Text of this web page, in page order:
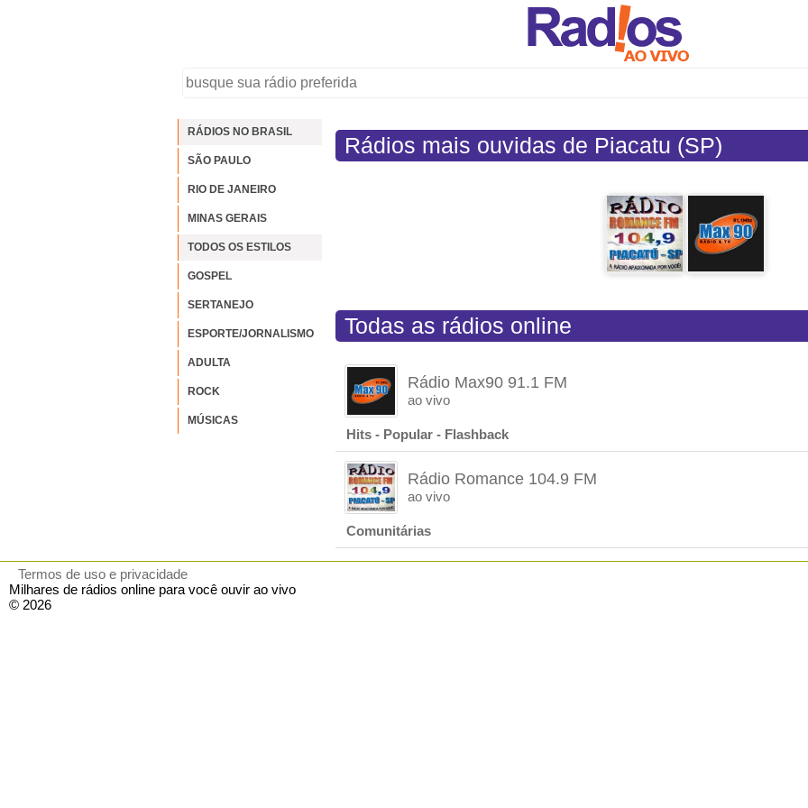
RÁDIOS NO BRASIL
SÃO PAULO
RIO DE JANEIRO
MINAS GERAIS
TODOS OS ESTILOS
GOSPEL
SERTANEJO
ESPORTE/JORNALISMO
ADULTA
ROCK
MÚSICAS
Rádios mais ouvidas de Piacatu (SP)
Todas as rádios online
Rádio Max90 91.1 FM
ao vivo
Hits - Popular - Flashback
Rádio Romance 104.9 FM
ao vivo
Comunitárias
Termos de uso e privacidade
Milhares de rádios online para você ouvir ao vivo
© 2026